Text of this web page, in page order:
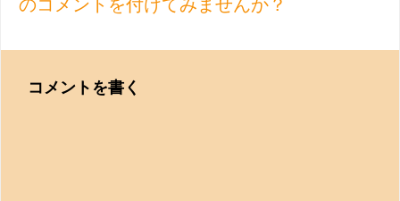
コメントを書く